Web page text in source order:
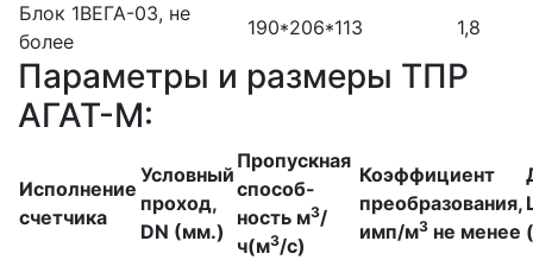
Блок 1ВЕГА-03, не
более
190*206*113 1,8
Параметры и размеры ТПР
АГАТ-М:
Исполнение
счетчика
Условный
проход,
DN (мм.)
Пропускная
способ-
ность м3/
ч(м3/с)
Коэффициент
преобразования,
имп/м3 не менее